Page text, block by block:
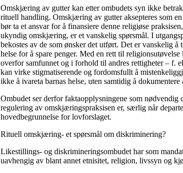
Omskjæring av gutter kan etter ombudets syn ikke
rituell handling. Omskjæring av gutter aksepteres som
bør ta et ansvar for å finansiere denne religiøse
ukyndig omskjæring, er et vanskelig spørsmål. I
bekostes av de som ønsker det utført. Det er vanskelig å
helse for å spare penger. Med en rett til
overfor samfunnet og i forhold til andres rettigheter – f.
kan virke stigmatiserende og fordomsfullt å
ikke å ivareta barnas helse, uten samtidig å
Ombudet ser derfor faktaopplysningene som
regulering av omskjæringspraksisen er, særlig når
hovedbegrunnelse for lovforslaget.
Rituell omskjæring- et spørsmål om diskriminering?
Likestillings- og diskrimineringsombudet har som
uavhengig av blant annet etnisitet, religion, livssyn og